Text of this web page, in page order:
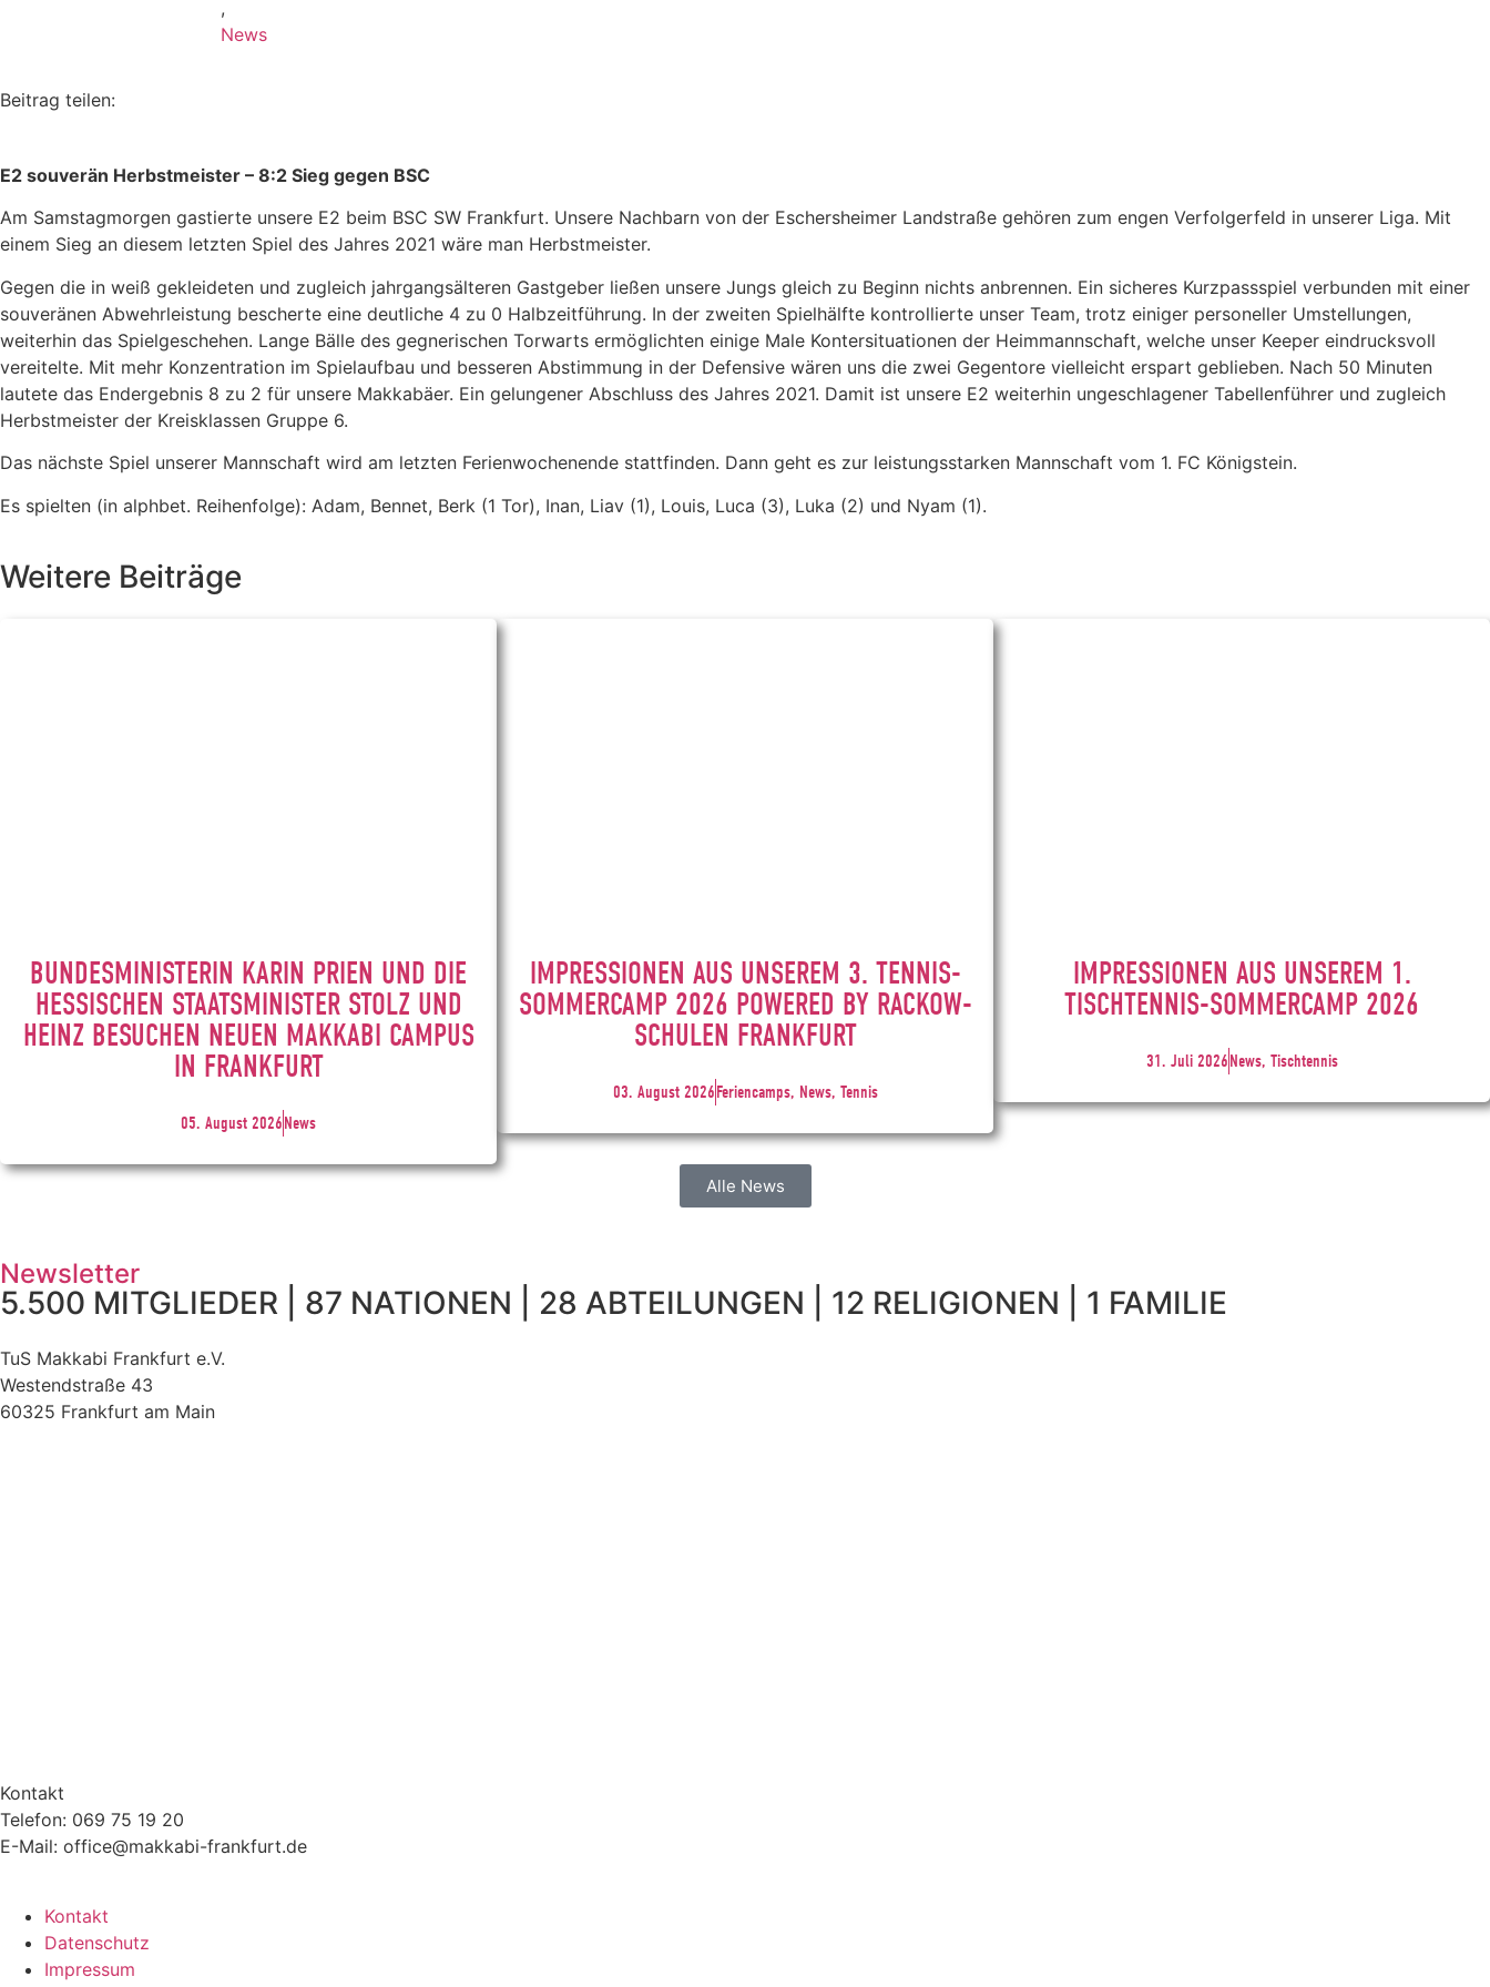
,
News
Beitrag teilen:
E2 souverän Herbstmeister – 8:2 Sieg gegen BSC
Am Samstagmorgen gastierte unsere E2 beim BSC SW Frankfurt. Unsere Nachbarn von der Eschersheimer Landstraße gehören zum engen Verfolgerfeld in unserer Liga. Mit
einem Sieg an diesem letzten Spiel des Jahres 2021 wäre man Herbstmeister.
Gegen die in weiß gekleideten und zugleich jahrgangsälteren Gastgeber ließen unsere Jungs gleich zu Beginn nichts anbrennen. Ein sicheres Kurzpassspiel verbunden mit einer
souveränen Abwehrleistung bescherte eine deutliche 4 zu 0 Halbzeitführung. In der zweiten Spielhälfte kontrollierte unser Team, trotz einiger personeller Umstellungen,
weiterhin das Spielgeschehen. Lange Bälle des gegnerischen Torwarts ermöglichten einige Male Kontersituationen der Heimmannschaft, welche unser Keeper eindrucksvoll
vereitelte. Mit mehr Konzentration im Spielaufbau und besseren Abstimmung in der Defensive wären uns die zwei Gegentore vielleicht erspart geblieben. Nach 50 Minuten
lautete das Endergebnis 8 zu 2 für unsere Makkabäer. Ein gelungener Abschluss des Jahres 2021. Damit ist unsere E2 weiterhin ungeschlagener Tabellenführer und zugleich
Herbstmeister der Kreisklassen Gruppe 6.
Das nächste Spiel unserer Mannschaft wird am letzten Ferienwochenende stattfinden. Dann geht es zur leistungsstarken Mannschaft vom 1. FC Königstein.
Es spielten (in alphbet. Reihenfolge): Adam, Bennet, Berk (1 Tor), Inan, Liav (1), Louis, Luca (3), Luka (2) und Nyam (1).
Weitere Beiträge
BUNDESMINISTERIN KARIN PRIEN UND DIE
HESSISCHEN STAATSMINISTER STOLZ UND
HEINZ BESUCHEN NEUEN MAKKABI CAMPUS
IN FRANKFURT
05. August 2026News
IMPRESSIONEN AUS UNSEREM 3. TENNIS-
SOMMERCAMP 2026 POWERED BY RACKOW-
SCHULEN FRANKFURT
03. August 2026Feriencamps, News, Tennis
IMPRESSIONEN AUS UNSEREM 1.
TISCHTENNIS-SOMMERCAMP 2026
31. Juli 2026News, Tischtennis
Alle News
Newsletter
5.500 MITGLIEDER | 87 NATIONEN | 28 ABTEILUNGEN | 12 RELIGIONEN | 1 FAMILIE
TuS Makkabi Frankfurt e.V.
Westendstraße 43
60325 Frankfurt am Main
Kontakt
Telefon: 069 75 19 20
E-Mail: office@makkabi-frankfurt.de
Kontakt
Datenschutz
Impressum